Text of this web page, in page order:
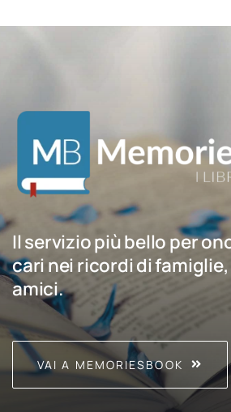
Il servizio più bello per
cari nei ricordi di
amici.
VAI A MEMORIESBOOK